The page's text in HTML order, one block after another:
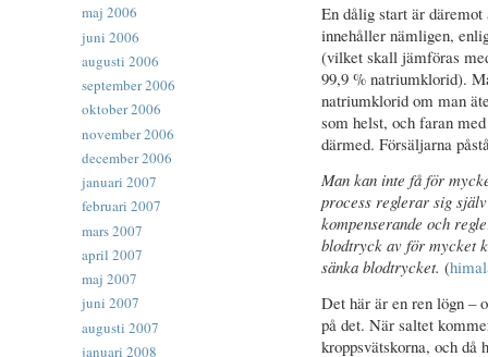
maj 2006
juni 2006
augusti 2006
september 2006
oktober 2006
november 2006
december 2006
januari 2007
februari 2007
mars 2007
april 2007
maj 2007
juni 2007
augusti 2007
januari 2008
En dålig start är
innehåller nämligen,
(vilket skall jämföras
99,9 % natriumklorid).
natriumklorid om man
som helst, och faran
därmed. Försäljarna
Man kan inte få för
process reglerar sig
kompenserande och
blodtryck av för mycket
sänka blodtrycket. (
Det här är en ren lögn –
på det. När saltet
kroppsvätskorna, och då